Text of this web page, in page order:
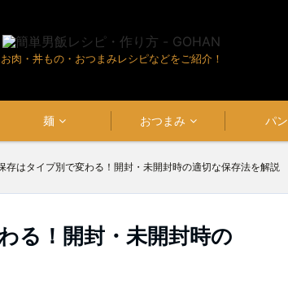
お肉・丼もの・おつまみレシピなどをご紹介！
麺 おつまみ パン
存はタイプ別で変わる！開封・未開封時の適切な保存法を解説
る！開封・未開封時の